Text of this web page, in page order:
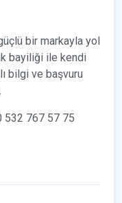
bir markayla yol
bayiliği ile kendi
bilgi ve başvuru
532 767 57 75